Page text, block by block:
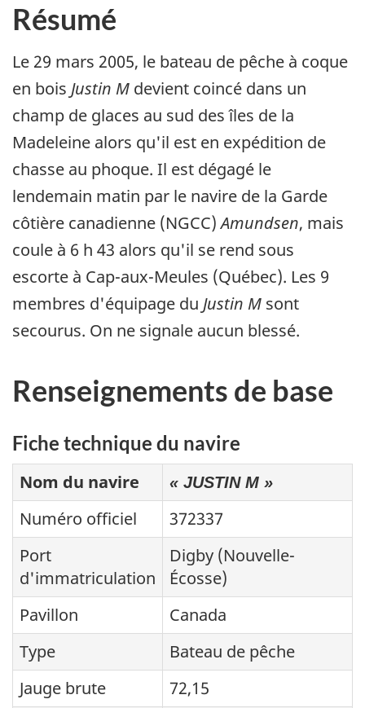
Résumé
Le 29 mars 2005, le bateau de pêche à coque
en bois Justin M devient coincé dans un
champ de glaces au sud des îles de la
Madeleine alors qu'il est en expédition de
chasse au phoque. Il est dégagé le
lendemain matin par le navire de la Garde
côtière canadienne (NGCC)Amundsen, mais
coule à 6 h 43 alors qu'il se rend sous
escorte à Cap-aux-Meules (Québec). Les 9
membres d'équipage du Justin M sont
secourus. On ne signale aucun blessé.
Renseignements de base
Fiche technique du navire
Nom du navire « JUSTIN M »
Numéro officiel
372337
Port
d'immatriculation
Digby (Nouvelle-
Écosse)
Pavillon
Canada
Type
Bateau de pêche
Jauge brute
72,15